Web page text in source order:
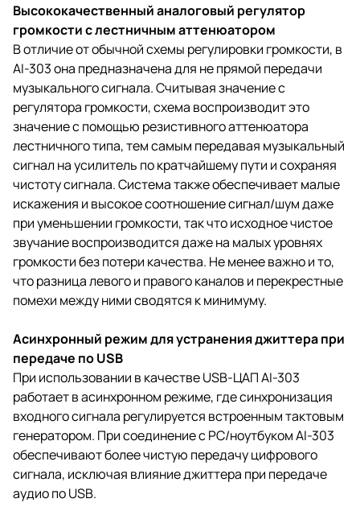
Высококачественный аналоговый регулятор
громкости с лестничным аттенюатором
В отличие от обычной схемы регулировки громкости, в
AI-303 она предназначена для не прямой передачи
музыкального сигнала. Считывая значение с
регулятора громкости, схема воспроизводит это
значение с помощью резистивного аттенюатора
лестничного типа, тем самым передавая музыкальный
сигнал на усилитель по кратчайшему пути и сохраняя
чистоту сигнала. Система также обеспечивает малые
искажения и высокое соотношение сигнал/шум даже
при уменьшении громкости, так что исходное чистое
звучание воспроизводится даже на малых уровнях
громкости без потери качества. Не менее важно и то,
что разница левого и правого каналов и перекрестные
помехи между ними сводятся к минимуму.
Асинхронный режим для устранения джиттера при
передаче по USB
При использовании в качестве USB-ЦАП AI-303
работает в асинхронном режиме, где синхронизация
входного сигнала регулируется встроенным тактовым
генератором. При соединение с PC/ноутбуком AI-303
обеспечивают более чистую передачу цифрового
сигнала, исключая влияние джиттера при передаче
аудио по USB.